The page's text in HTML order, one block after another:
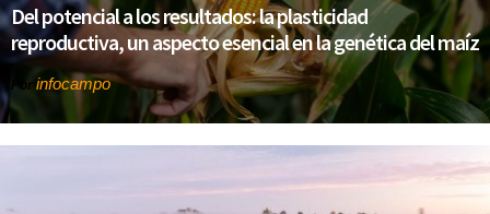
Del potencial a los resultados: la plasticidad
reproductiva, un aspecto esencial en la genética del maíz
Por infocampo